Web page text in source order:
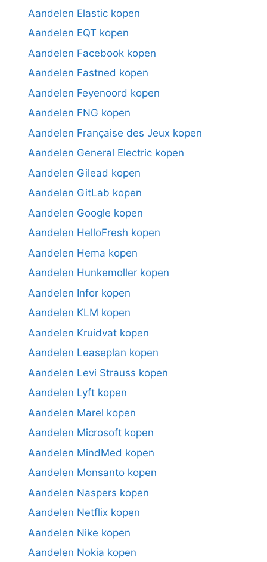
Aandelen Elastic kopen
Aandelen EQT kopen
Aandelen Facebook kopen
Aandelen Fastned kopen
Aandelen Feyenoord kopen
Aandelen FNG kopen
Aandelen Française des Jeux kopen
Aandelen General Electric kopen
Aandelen Gilead kopen
Aandelen GitLab kopen
Aandelen Google kopen
Aandelen HelloFresh kopen
Aandelen Hema kopen
Aandelen Hunkemoller kopen
Aandelen Infor kopen
Aandelen KLM kopen
Aandelen Kruidvat kopen
Aandelen Leaseplan kopen
Aandelen Levi Strauss kopen
Aandelen Lyft kopen
Aandelen Marel kopen
Aandelen Microsoft kopen
Aandelen MindMed kopen
Aandelen Monsanto kopen
Aandelen Naspers kopen
Aandelen Netflix kopen
Aandelen Nike kopen
Aandelen Nokia kopen